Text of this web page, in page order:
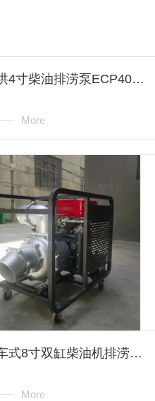
户外防洪4寸柴油排涝泵ECP40ME厂家
More
移动推车式8寸双缸柴油机排涝水泵ECP80ME
More